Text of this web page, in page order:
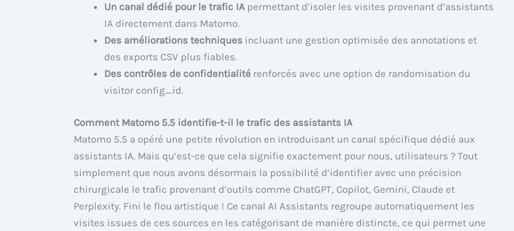
Un canal dédié pour le trafic IA permettant d’isoler les visites provenant d’assistants
IA directement dans Matomo.
Des améliorations techniques incluant une gestion optimisée des annotations et
des exports CSV plus fiables.
Des contrôles de confidentialité renforcés avec une option de randomisation du
visitor config_id.
Comment Matomo 5.5 identifie-t-il le trafic des assistants IA
Matomo 5.5 a opéré une petite révolution en introduisant un canal spécifique dédié aux
assistants IA. Mais qu’est-ce que cela signifie exactement pour nous, utilisateurs ? Tout
simplement que nous avons désormais la possibilité d’identifier avec une précision
chirurgicale le trafic provenant d’outils comme ChatGPT, Copilot, Gemini, Claude et
Perplexity. Fini le flou artistique ! Ce canal AI Assistants regroupe automatiquement les
visites issues de ces sources en les catégorisant de manière distincte, ce qui permet une